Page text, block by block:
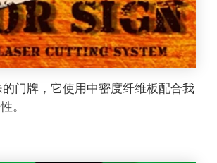
门牌，它使用中密度纤维板配合我
。